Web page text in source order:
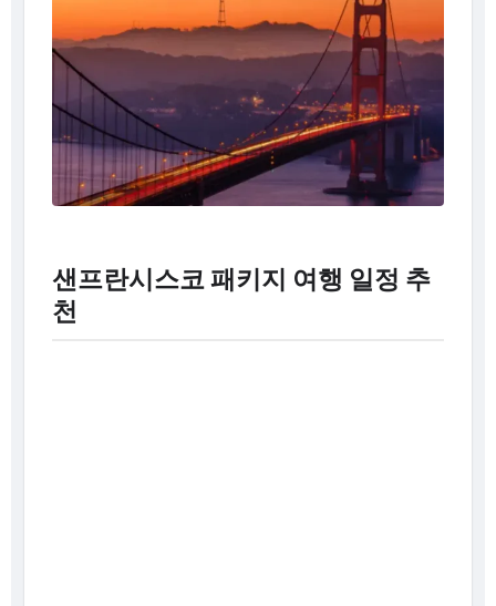
샌프란시스코 패키지 여행 일정 추
천